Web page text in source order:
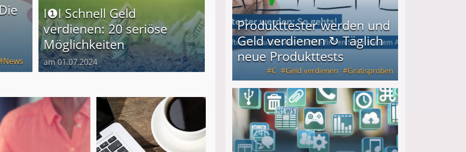
News
I❶I Schnell Geld
verdienen: 20 seriöse
Möglichkeiten
am 01.07.2024
Produkttester werden und
Geld verdienen ↻ Täglich
neue Produkttests
C Geld verdienen Gratisproben
Produkttester werden und Geld verdienen ↻ Täglich neue Produkttests